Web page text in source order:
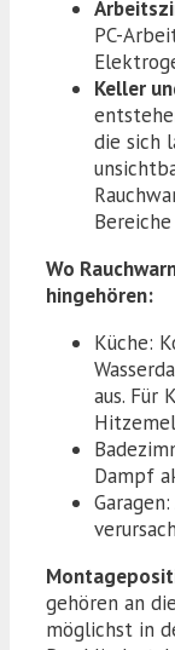
PC-
Keller
die sich
Wo
hingehören:
Küche:
aus. Für
Dampf
gehören an
möglichst in